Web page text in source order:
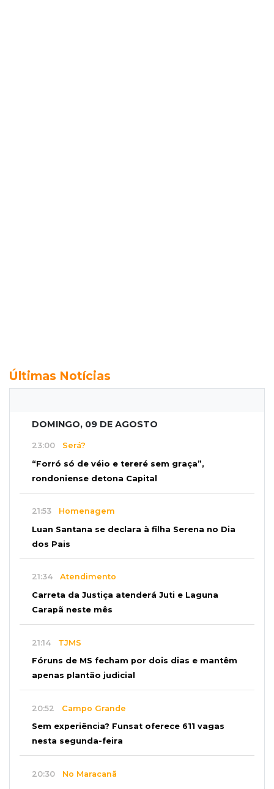
Últimas Notícias
DOMINGO, 09 DE AGOSTO
23:00 Será?
“Forró só de véio e tereré sem graça”,
rondoniense detona Capital
21:53 Homenagem
Luan Santana se declara à filha Serena no Dia
dos Pais
21:34 Atendimento
Carreta da Justiça atenderá Juti e Laguna
Carapã neste mês
21:14 TJMS
Fóruns de MS fecham por dois dias e mantêm
apenas plantão judicial
20:52 Campo Grande
Sem experiência? Funsat oferece 611 vagas
nesta segunda-feira
20:30 No Maracanã